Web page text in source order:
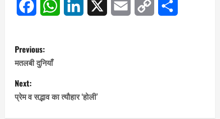
FacebookWhatsAppLinkedIn Email
Copy
P
o
s
t
Previous:
मतलबी दुनियाँ
Next:
प्रेम व सद्भाव का त्यौहार ‘होली’